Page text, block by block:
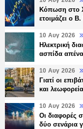
Κόπωση στο
ετοιμάζει ο
10 Αυγ 2026
Ηλεκτρική
ασπίδα
10 Αυγ 2026
Γιατί οι
και λεωφορεία
10 Αυγ 2026
Οι διαφορές
δύο σενάρια